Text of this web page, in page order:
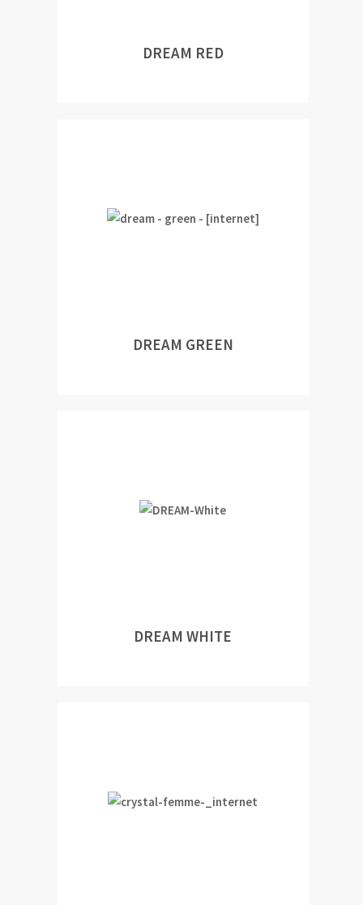
DREAM RED
DREAM GREEN
DREAM WHITE